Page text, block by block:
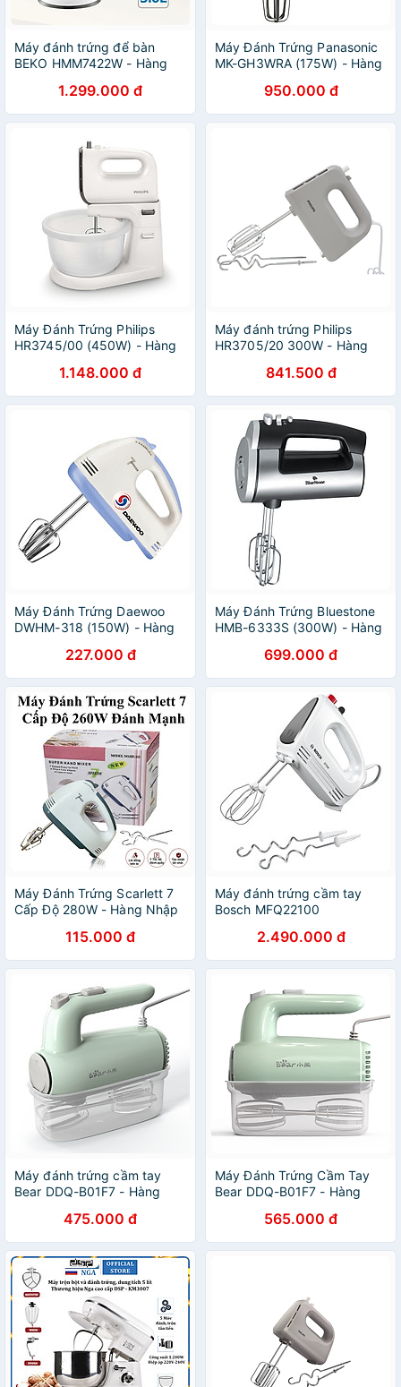
Máy đánh trứng để bàn
BEKO HMM7422W - Hàng
1.299.000 đ
Máy Đánh Trứng Panasonic
MK-GH3WRA (175W) - Hàng
950.000 đ
Máy Đánh Trứng Philips
HR3745/00 (450W) - Hàng
1.148.000 đ
Máy đánh trứng Philips
HR3705/20 300W - Hàng
841.500 đ
Máy Đánh Trứng Daewoo
DWHM-318 (150W) - Hàng
227.000 đ
Máy Đánh Trứng Bluestone
HMB-6333S (300W) - Hàng
699.000 đ
Máy Đánh Trứng Scarlett 7
Cấp Độ 280W - Hàng Nhập
115.000 đ
Máy đánh trứng cầm tay
Bosch MFQ22100
2.490.000 đ
Máy đánh trứng cầm tay
Bear DDQ-B01F7 - Hàng
475.000 đ
Máy Đánh Trứng Cầm Tay
Bear DDQ-B01F7 - Hàng
565.000 đ